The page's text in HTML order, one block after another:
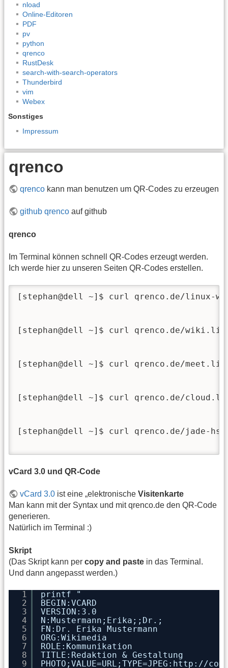
nload
Online-Editoren
PDF
pv
python
qrenco
RustDesk
search-with-search-operators
Thunderbird
vim
Webex
Sonstiges
Impressum
qrenco
qrenco kann man benutzen um QR-Codes zu erzeugen
github qrenco auf github
qrenco
Im Terminal können schnell QR-Codes erzeugt werden.
Ich werde hier zu unseren Seiten QR-Codes erstellen.
[stephan@dell ~]$ curl qrenco.de/linux-
[stephan@dell ~]$ curl qrenco.de/
[stephan@dell ~]$ curl qrenco.de/
[stephan@dell ~]$ curl qrenco.de/
[stephan@dell ~]$ curl qrenco.de/jade-
vCard 3.0 und QR-Code
vCard 3.0 ist eine „elektronischeVisitenkarte
Man kann mit der Syntax und mit qrenco.de den QR-Code
generieren.
Natürlich im Terminal :)
Skript
(Das Skript kann per copy and paste in das Terminal.
Und dann angepasst werden.)
1
2
3
4
5
6
7
8
9
printf "
BEGIN:VCARD
VERSION:3.0
N:Mustermann;Erika;;Dr.;
FN:Dr. Erika Mustermann
ORG:Wikimedia
ROLE:Kommunikation
TITLE:Redaktion & Gestaltung
PHOTO;VALUE=URL;TYPE=JPEG: http://